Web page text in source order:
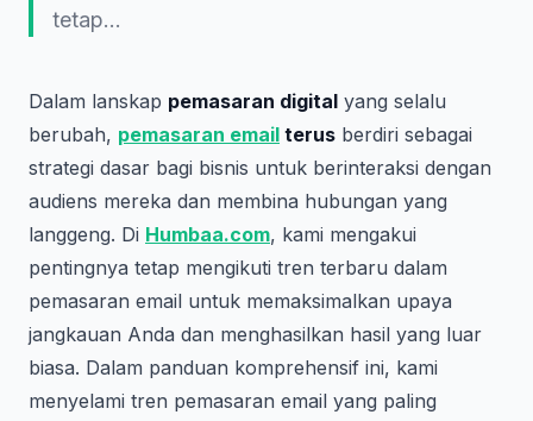
tetap...
Dalam lanskap pemasaran digital yang selalu
berubah, pemasaran email terus berdiri sebagai
strategi dasar bagi bisnis untuk berinteraksi dengan
audiens mereka dan membina hubungan yang
langgeng. Di Humbaa.com, kami mengakui
pentingnya tetap mengikuti tren terbaru dalam
pemasaran email untuk memaksimalkan upaya
jangkauan Anda dan menghasilkan hasil yang luar
biasa. Dalam panduan komprehensif ini, kami
menyelami tren pemasaran email yang paling